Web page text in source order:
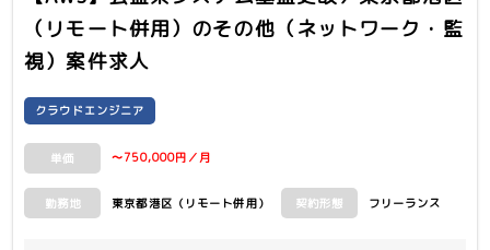
・勤怠/健康状態に問題のない方
・長期継続出来る方
（リモート併用） のその他（ネットワーク・監
視）案件求人
クラウドエンジニア
単価 〜750,000円／月
勤務地 東京都港区（リモート併用） 契約形態 フリーランス